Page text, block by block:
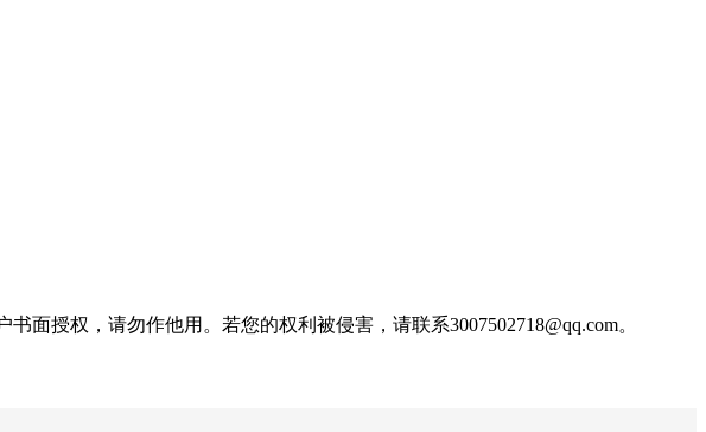
授权，请勿作他用。若您的权利被侵害，请联系3007502718@qq.com。